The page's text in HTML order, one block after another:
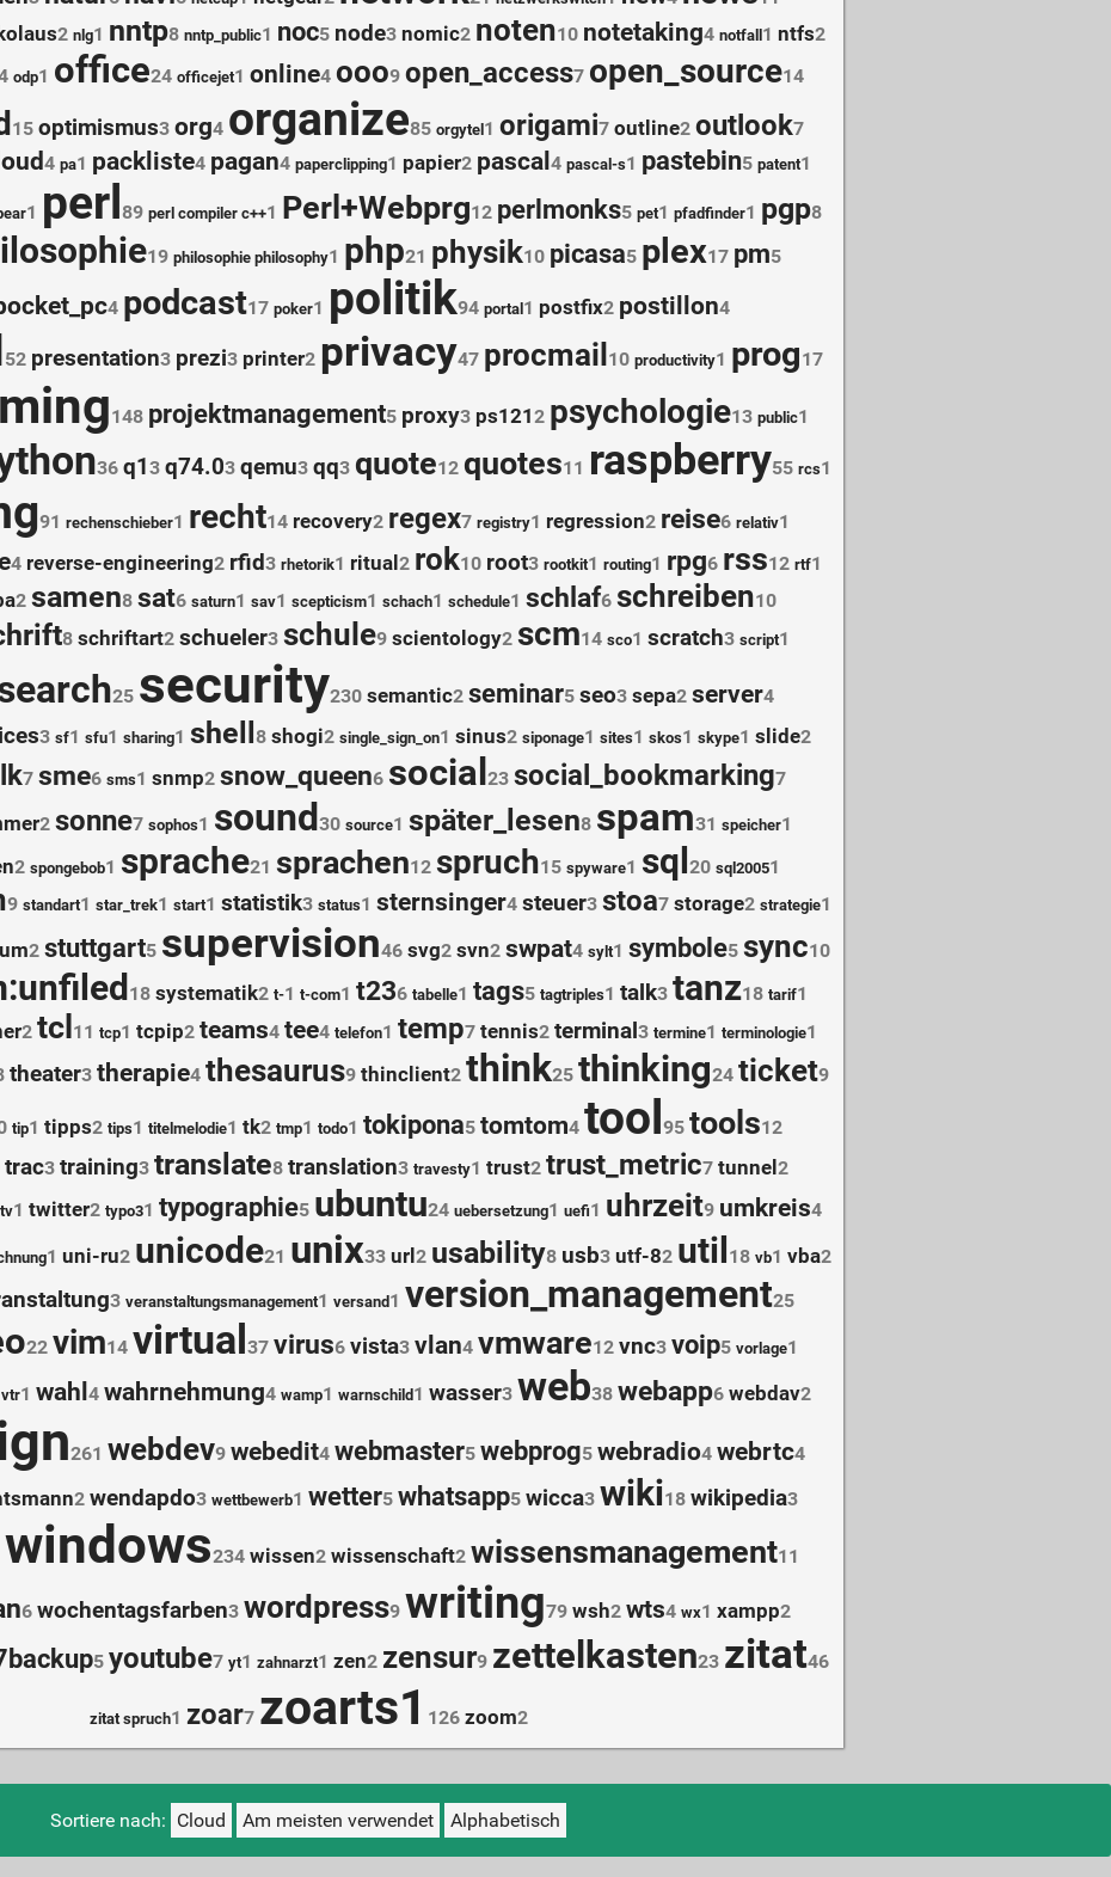
2 nlg1 nntp8 nntp_public1 noc5 node3 nomic2 noten10 notetaking4 notfall 1 ntfs2
odp1 office24 officejet1 online4 ooo9 open_access7 open_source14
15 optimismus3 org4 organize85 orgytel 1 origami7 outline2 outlook7
4 pa1 packliste4 pagan4 paperclipping1 papier2 pascal 4 pascal-s1 pastebin5 patent1
1 perl 89 perl compiler c++1 Perl+Webprg12 perlmonks5 pet1 pfadfinder1 pgp8
19 philosophie philosophy1 php21 physik10 picasa5 plex17 pm5
4 podcast17 poker1 politik94 portal 1 postfix2 postillon4
52 presentation3 prezi3 printer2 privacy47 procmail 10 productivity1 prog17
148 projektmanagement5 proxy3 ps1212 psychologie13 public1
36 q13 q74.03 qemu3 qq3 quote12 quotes11 raspberry55 rcs1
91 rechenschieber1 recht14 recovery2 regex7 registry1 regression2 reise6 relativ1
4 reverse-engineering2 rfid3 rhetorik1 ritual 2 rok10 root3 rootkit1 routing1 rpg6 rss12 rtf1
2 samen8 sat6 saturn1 sav1 scepticism1 schach1 schedule1 schlaf6 schreiben10
8 schriftart2 schueler3 schule9 scientology2 scm14 sco1 scratch3 script1
25 security230 semantic2 seminar5 seo3 sepa2 server4
3 sf1 sfu1 sharing1 shell 8 shogi2 single_sign_on1 sinus2 siponage1 sites1 skos1 skype1 slide2
7 sme6 sms1 snmp2 snow_queen6 social 23 social_bookmarking7
2 sonne7 sophos1 sound30 source1 später_lesen8 spam31 speicher1
2 spongebob1 sprache21 sprachen12 spruch15 spyware1 sql 20 sql20051
9 standart1 star_trek1 start1 statistik3 status1 sternsinger4 steuer3 stoa7 storage2 strategie1
2 stuttgart5 supervision46 svg2 svn2 swpat4 sylt1 symbole5 sync10
18 systematik2 t-1 t-com1 t236 tabelle1 tags5 tagtriples1 talk3 tanz18 tarif1
2 tcl 11 tcp1 tcpip2 teams4 tee4 telefon1 temp7 tennis2 terminal3 termine1 terminologie1
theater3 therapie4 thesaurus9 thinclient2 think25 thinking24 ticket9
tip1 tipps2 tips1 titelmelodie1 tk2 tmp1 todo1 tokipona5 tomtom4 tool 95 tools12
trac3 training3 translate8 translation3 travesty1 trust2 trust_metric7 tunnel 2
1 twitter2 typo31 typographie5 ubuntu24 uebersetzung1 uefi1 uhrzeit9 umkreis4
1 uni-ru2 unicode21 unix33 url 2 usability8 usb3 utf-82 util 18 vb1 vba2
3 veranstaltungsmanagement1 versand1 version_management25
22 vim14 virtual 37 virus6 vista3 vlan4 vmware12 vnc3 voip5 vorlage1
vtr1 wahl 4 wahrnehmung4 wamp1 warnschild 1 wasser3 web38 webapp6 webdav2
261 webdev9 webedit4 webmaster5 webprog5 webradio4 webrtc4
2 wendapdo3 wettbewerb1 wetter5 whatsapp5 wicca3 wiki18 wikipedia3
windows234 wissen2 wissenschaft2 wissensmanagement11
6 wochentagsfarben3 wordpress9 writing79 wsh2 wts4 wx1 xampp2
5 youtube7 yt1 zahnarzt1 zen2 zensur9 zettelkasten23 zitat46
zitat spruch1 zoar7 zoarts1 126 zoom2
Sortiere nach: Cloud Am meisten verwendet Alphabetisch